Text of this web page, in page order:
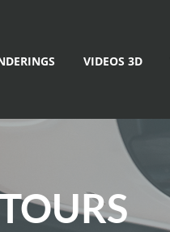
VIDEOS 3D